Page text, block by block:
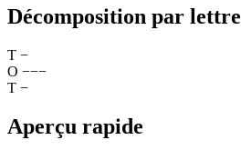
Décomposition par lettre
T −
O −−−
T −
Aperçu rapide